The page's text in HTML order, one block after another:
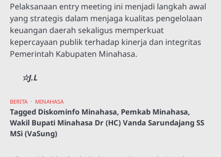
Pelaksanaan entry meeting ini menjadi langkah awal
yang strategis dalam menjaga kualitas pengelolaan
keuangan daerah sekaligus memperkuat
kepercayaan publik terhadap kinerja dan integritas
Pemerintah Kabupaten Minahasa.
☆J.L
BERITA MINAHASA
Tagged Diskominfo Minahasa, Pemkab Minahasa,
Wakil Bupati Minahasa Dr (HC) Vanda Sarundajang SS
MSi (VaSung)